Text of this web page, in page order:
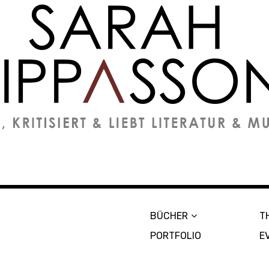
BÜCHER
PORTFOLIO